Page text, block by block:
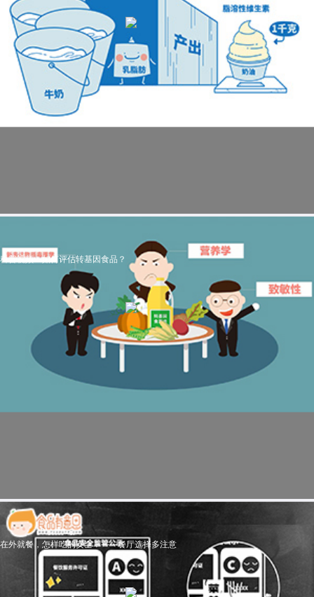
科普视频：如何评估转基因食品？
在外就餐，怎样吃的安全？——餐厅选择多注意